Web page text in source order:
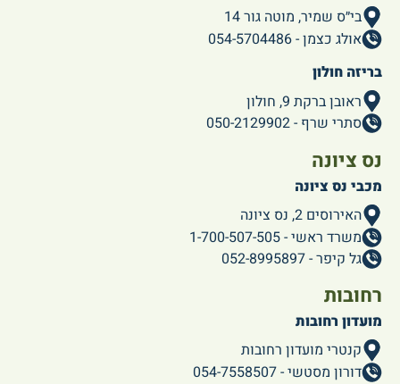
בי״ס שמיר, מוטה גור 14
אולג כצמן - 054-5704486
בריזה חולון
ראובן ברקת 9, חולון
סתרי שרף - 050-2129902
נס ציונה
מכבי נס ציונה
האירוסים 2, נס ציונה
משרד ראשי - 1-700-507-505
גל קיפר - 052-8995897
רחובות
מועדון רחובות
קנטרי מועדון רחובות
דורון מסטשי - 054-7558507